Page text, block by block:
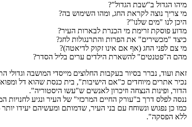
מיהו הגדול ב"שבת הגדול"?
מי צריך נוצה לקראת החג, ומהו השימוש בה?
היכן לנו "מים שלנו"?
מדוע פוסקת זרימת מי הכנרת לבארות העיר?
כיצד "מכשירים" את הפרות והתרנגולות לחג?
מי צם לפני החג (אף אם אינו זקוק לדיאטה)?
מהם ה"פטנטים" להשארת הילדים ערים בליל הסדר?
זאת ועוד, נברר בסיור בעקבות החלוצים מייסדי המושבה וגדולי
נכיר אתרים מיוחדים כ"אם הישיבות", בית כנסת שהוא דל
הדור, ופינות הנצחה וזיכרון לאנשים ש"עשו היסטוריה".
ננסה לפלס דרך ב"עורק החיים המרכזי" של העיר ונגיע לחנויות
כמו כן נפגוש ונשוחח עם בני העיר, שדמותם ומעשיהם יעידו
ללא הפסקה".